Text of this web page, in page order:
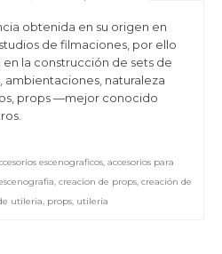
obtenida en su origen en
de filmaciones, por ello
la construcción de sets de
ambientaciones, naturaleza
props —mejor conocido
escenograficos, accesorios para
, creacion de props, creación de
utileria, props, utileria